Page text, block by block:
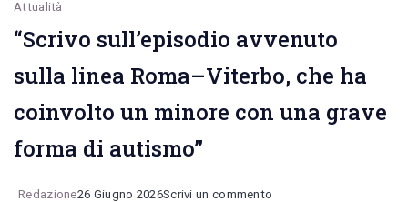
Attualità
“Scrivo sull’episodio avvenuto
sulla linea Roma–Viterbo, che ha
coinvolto un minore con una grave
forma di autismo”
Redazione26 Giugno 2026Scrivi un commento